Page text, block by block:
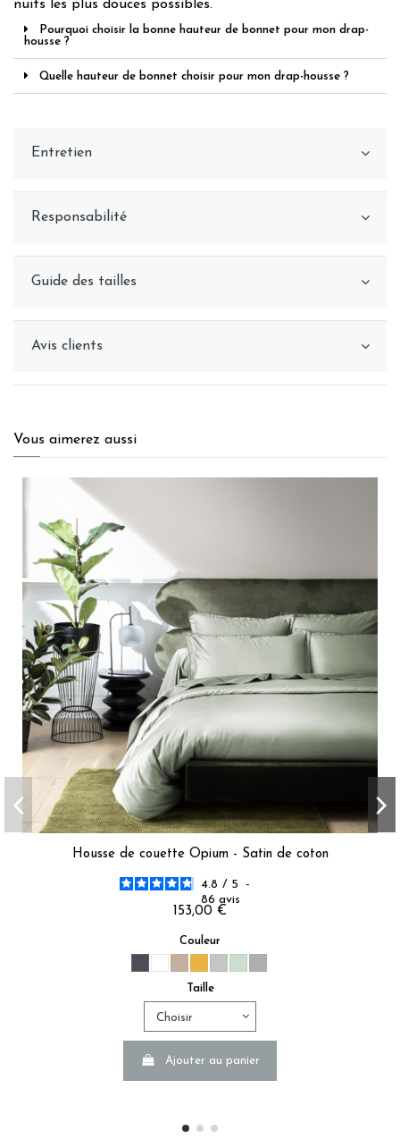
nuits les plus douces possibles.
Pourquoi choisir la bonne hauteur de bonnet pour mon drap-
housse ?
Quelle hauteur de bonnet choisir pour mon drap-housse ?
Entretien
Responsabilité
Guide des tailles
Avis clients
Vous aimerez aussi
Housse de couette Opium - Satin de coton
4.8 / 5
-
86 avis
153,00 €
Couleur
Taille
Ajouter au panier